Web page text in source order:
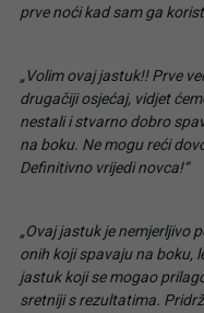
prve noći kad sam ga
„Volim ovaj jastuk!! Prve
drugačiji osjećaj, vidjet
nestali i stvarno dobro
na boku. Ne mogu reći
Definitivno vrijedi novca!“
„Ovaj jastuk je nemjerljivo
onih koji spavaju na boku,
jastuk koji se mogao
sretniji s rezultatima.